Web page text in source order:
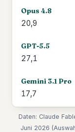
20,9
27,1
17,7
Daten: Claude
Juni 2026